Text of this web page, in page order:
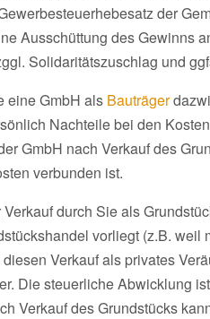
der
Ausschüttung des Gewinns
Solidaritätszuschlag und
eine GmbH als Bauträger
Nachteile bei den
GmbH nach Verkauf des
verbunden ist.
durch Sie als
vorliegt (z.B.
Verkauf als privates
Die steuerliche Abwicklung
Verkauf des Grundstücks